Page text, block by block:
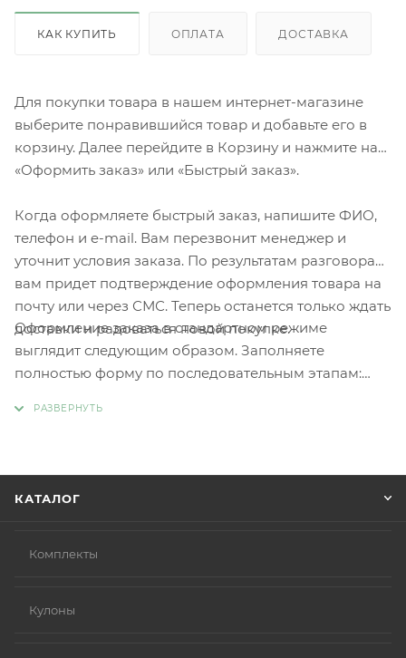
КАК КУПИТЬ ОПЛАТА ДОСТАВКА
Для покупки товара в нашем интернет-магазине
выберите понравившийся товар и добавьте его в
корзину. Далее перейдите в Корзину и нажмите на
«Оформить заказ» или «Быстрый заказ».
Когда оформляете быстрый заказ, напишите ФИО,
телефон и e-mail. Вам перезвонит менеджер и
уточнит условия заказа. По результатам разговора
вам придет подтверждение оформления товара на
почту или через СМС. Теперь останется только ждать
доставки и радоваться новой покупке.
Оформление заказа в стандартном режиме
выглядит следующим образом. Заполняете
полностью форму по последовательным этапам:
КАТАЛОГ
Комплекты
Кулоны